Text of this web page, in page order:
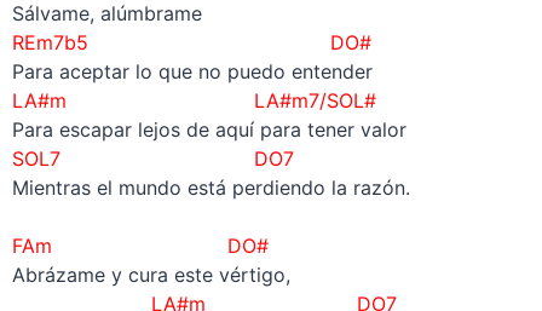
Sálvame, alúmbrame
REm7b5 DO#
Para aceptar lo que no puedo entender
LA#m LA#m7/SOL#
Para escapar lejos de aquí para tener valor
SOL7 DO7
Mientras el mundo está perdiendo la razón.
FAm DO#
Abrázame y cura este vértigo,
LA#m DO7